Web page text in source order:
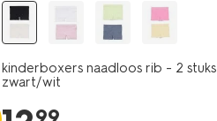
kinderboxers naadloos rib - 2 stuks
zwart/wit